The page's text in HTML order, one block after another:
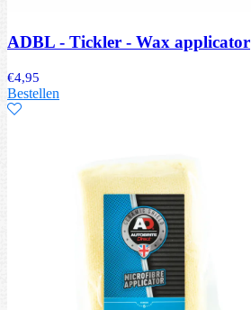
ADBL - Tickler - Wax applicator
€4,95
Bestellen